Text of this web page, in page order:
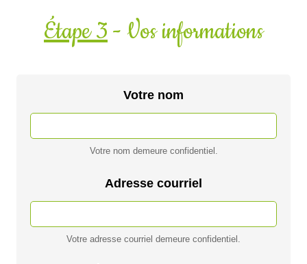
Étape 3- Vos informations
Votre nom
Votre nom demeure confidentiel.
Adresse courriel
Votre adresse courriel demeure confidentiel.